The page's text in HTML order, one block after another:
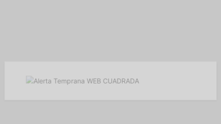
SUSCRÍBETE AHORA